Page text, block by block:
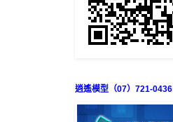
逍遙模型（07）721-0436